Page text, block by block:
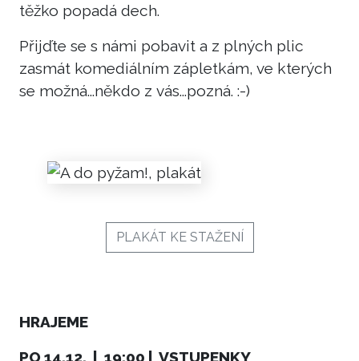
těžko popadá dech.
Přijďte se s námi pobavit a z plných plic
zasmát komediálním zápletkám, ve kterých
se možná...někdo z vás...pozná. :-)
PLAKÁT KE STAŽENÍ
HRAJEME
PO 14.12. | 19:00 | VSTUPENKY